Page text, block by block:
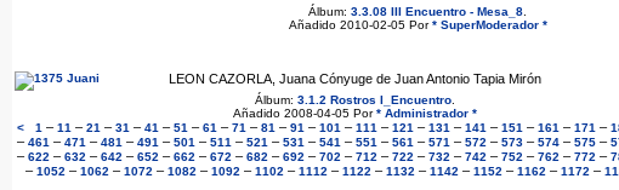
Álbum: 3.3.08 III Encuentro - Mesa_8.
Añadido 2010-02-05 Por* SuperModerador *
LEON CAZORLA, Juana Cónyuge de Juan Antonio Tapia Mirón
Álbum: 3.1.2 Rostros I_Encuentro.
Añadido 2008-04-05 Por* Administrador *
<
1 – 11 – 21 – 31 – 41 – 51 – 61 – 71 – 81 – 91 – 101 – 111 – 121 – 131 – 141 – 151 – 161 – 171 –
– 461 – 471 – 481 – 491 – 501 – 511 – 521 – 531 – 541 – 551 – 561 – 571 – 572 – 573– 574– 575–
– 622 – 632 – 642 – 652 – 662 – 672 – 682 – 692 – 702 – 712 – 722 – 732 – 742 – 752 – 762 – 772 –
– 1052 – 1062 – 1072 – 1082 – 1092 – 1102 – 1112 – 1122 – 1132 – 1142 – 1152 – 1162 – 1172 –